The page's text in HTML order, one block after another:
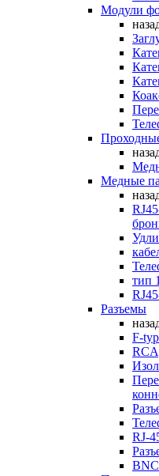
Модули
Медные
тип
Разъемы
F-
RJ-
BNC